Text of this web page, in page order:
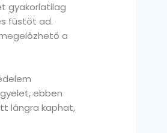
gyakorlatilag
füstöt ad.
a
ebben
lángra kaphat,